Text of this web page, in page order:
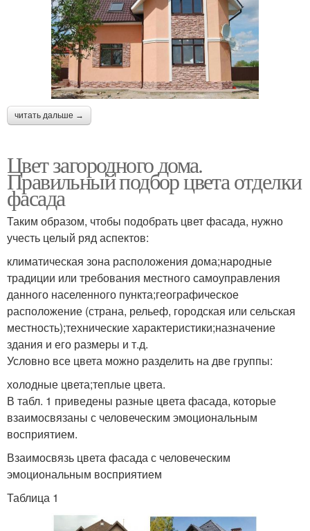
читать дальше →
Цвет загородного дома.
Правильный подбор цвета отделки
фасада
Таким образом, чтобы подобрать цвет фасада, нужно
учесть целый ряд аспектов:
климатическая зона расположения дома;народные
традиции или требования местного самоуправления
данного населенного пункта;географическое
расположение (страна, рельеф, городская или сельская
местность);технические характеристики;назначение
здания и его размеры и т.д.
Условно все цвета можно разделить на две группы:
холодные цвета;теплые цвета.
В табл. 1 приведены разные цвета фасада, которые
взаимосвязаны с человеческим эмоциональным
восприятием.
Взаимосвязь цвета фасада с человеческим
эмоциональным восприятием
Таблица 1